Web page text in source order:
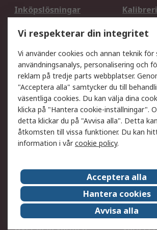
Inköpslösningar
DesignSpark
Teknisk
Ditt lokala säljteam
Support
Få hjälp
Retur
Leverans
Spåra
Begär en fakturakopi
Betalningsalternativ
Om RS
Det juridiska
Press
Jobba hos RS
ESG
Vi respekterar din integritet
Vi använder cookies och annan teknik
användningsanalys, personalisering och
reklam på tredje parts webbplatser.
"Acceptera alla" samtycker du till
väsentliga cookies. Du kan välja dina
klicka på "Hantera cookie-inställningar".
detta klickar du på "Avvisa alla". Detta
åtkomsten till vissa funktioner. Du kan
information i vårcookie policy.
Acceptera alla
Hantera cookies
Avvisa alla